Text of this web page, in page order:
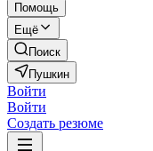
Помощь
Ещё
Поиск
Пушкин
Войти
Войти
Создать резюме